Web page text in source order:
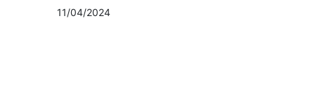
11/04/2024